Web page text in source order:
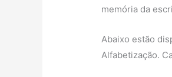
memória da
Abaixo estão
Alfabetização.